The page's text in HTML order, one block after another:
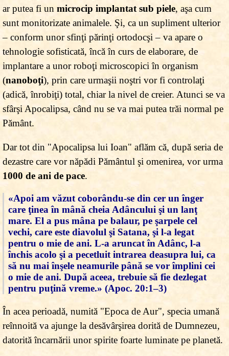
ar putea fi un microcip implantat sub piele, aşa cum
sunt monitorizate animalele. Şi, ca un supliment ulterior
– conform unor sfinţi părinţi ortodocşi – va apare o
tehnologie sofisticată, încă în curs de elaborare, de
implantare a unor roboţi microscopici în organism
(nanoboţi), prin care urmaşii noştri vor fi controlaţi
(adică, înrobiţi) total, chiar la nivel de creier. Atunci se va
sfârşi Apocalipsa, când nu se va mai putea trăi normal pe
Pământ.
Dar tot din "Apocalipsa lui Ioan" aflăm că, după seria de
dezastre care vor năpădi Pământul şi omenirea, vor urma
1000 de ani de pace.
«Apoi am văzut coborându-se din cer un înger
care ţinea în mână cheia Adâncului şi un lanţ
mare. El a pus mâna pe balaur, pe şarpele cel
vechi, care este diavolul şi Satana, şi l-a legat
pentru o mie de ani. L-a aruncat în Adânc, l-a
închis acolo şi a pecetluit intrarea deasupra lui, ca
să nu mai înşele neamurile până se vor împlini cei
o mie de ani. După aceea, trebuie să fie dezlegat
pentru puţină vreme.» (Apoc. 20:1–3)
În acea perioadă, numită "Epoca de Aur", specia umană
reînnoită va ajunge la desăvârşirea dorită de Dumnezeu,
datorită încarnării unor spirite foarte luminate pe planetă.